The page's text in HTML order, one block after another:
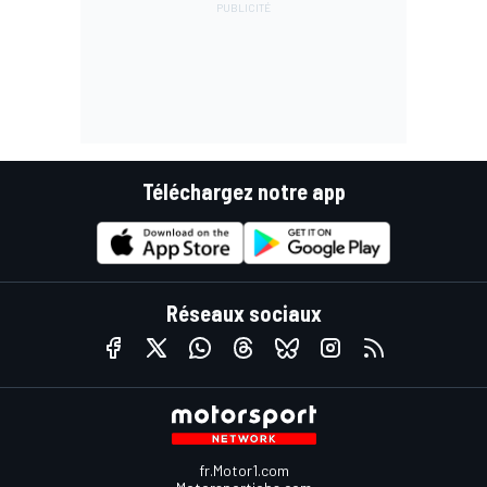
Téléchargez notre app
Réseaux sociaux
fr.Motor1.com